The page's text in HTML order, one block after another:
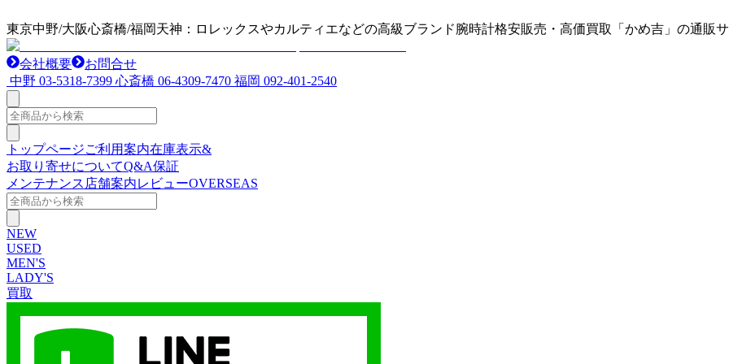
東京中野/大阪心斎橋/福岡天神：ロレックスやカルティエなどの高級ブランド腕時計格安販売・高価買取「かめ吉」の通販
会社概要
お問合せ
中野 03-5318-7399 心斎橋 06-4309-7470 福岡 092-401-2540
トップページご利用案内在庫表示&
お取り寄せについてQ&A保証
メンテナンス 店舗案内レビューOVERSEAS
NEW
USED
MEN'S
LADY'S
買取